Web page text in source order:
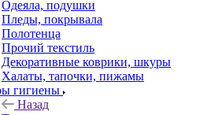
Одеяла, подушки
Пледы, покрывала
Полотенца
Прочий текстиль
Декоративные коврики, шкуры
Халаты, тапочки, пижамы
гигиены
Назад